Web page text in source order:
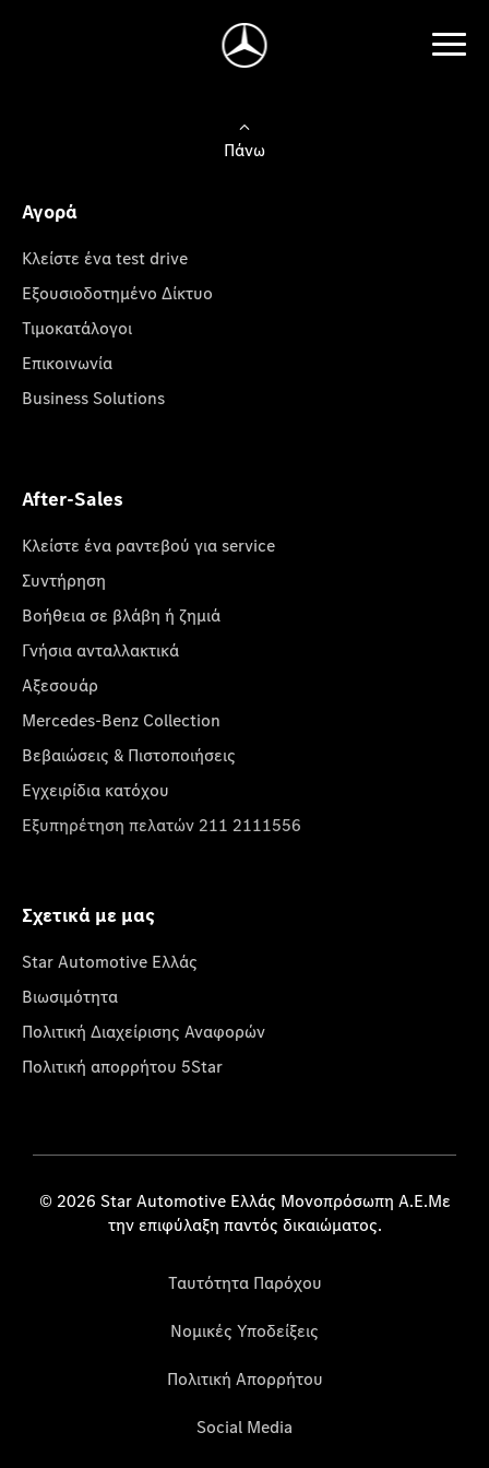
Πάνω
Αγορά
Κλείστε ένα test drive
Εξουσιοδοτημένο Δίκτυο
Τιμοκατάλογοι
Επικοινωνία
Business Solutions
After-Sales
Κλείστε ένα ραντεβού για service
Συντήρηση
Βοήθεια σε βλάβη ή ζημιά
Γνήσια ανταλλακτικά
Αξεσουάρ
Mercedes-Benz Collection
Βεβαιώσεις & Πιστοποιήσεις
Εγχειρίδια κατόχου
Εξυπηρέτηση πελατών 211 2111556
Σχετικά με μας
Star Automotive Ελλάς
Βιωσιμότητα
Πολιτική Διαχείρισης Αναφορών
Πολιτική απορρήτου 5Star
© 2026 Star Automotive Ελλάς Μονοπρόσωπη Α.Ε.Με
την επιφύλαξη παντός δικαιώματος.
Ταυτότητα Παρόχου
Νομικές Υποδείξεις
Πολιτική Απορρήτου
Social Media